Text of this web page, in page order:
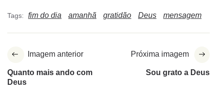
Tags: fim do dia amanhã gratidão Deus mensagem
Imagem anterior
Quanto mais ando com
Deus
Próxima imagem
Sou grato a Deus